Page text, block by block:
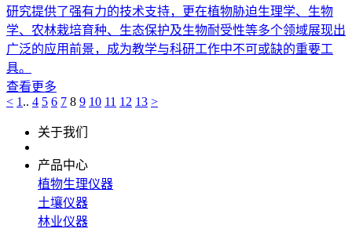
研究提供了强有力的技术支持，更在植物胁迫生理学、生物
学、农林栽培育种、生态保护及生物耐受性等多个领域展现出
广泛的应用前景，成为教学与科研工作中不可或缺的重要工
具。
查看更多
< 1 .. 4 5 6 7 8 9 10 11 12 13 >
关于我们
产品中心
植物生理仪器
土壤仪器
林业仪器